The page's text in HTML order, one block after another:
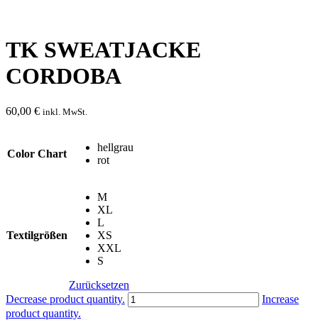
TK SWEATJACKE
CORDOBA
60,00 € inkl. MwSt.
Color Chart
hellgrau
rot
Textilgrößen
M
XL
L
XS
XXL
S
Zurücksetzen
Decrease product quantity. TK
SWEATJACKE
Increase
product quantity.